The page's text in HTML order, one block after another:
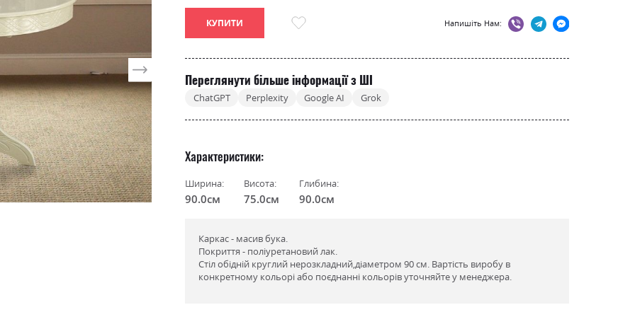
КУПИТИ Напишіть Нам:
Переглянути більше інформації з ШІ
ChatGPT Perplexity Google AI Grok
Характеристики
Ширина:
90.0см
Висота:
75.0см
Глибина:
90.0см
Каркас - масив бука.
Покриття - поліуретановий лак.
Стіл обідній круглий нерозкладний,діаметром 90 см. Вартість виробу в
конкретному кольорі або поєднанні кольорів уточняйте у менеджера.